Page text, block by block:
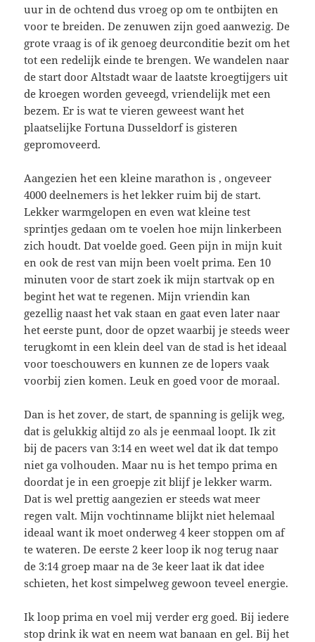
uur in de ochtend dus vroeg op om te ontbijten en
voor te breiden. De zenuwen zijn goed aanwezig. De
grote vraag is of ik genoeg deurconditie bezit om het
tot een redelijk einde te brengen. We wandelen naar
de start door Altstadt waar de laatste kroegtijgers uit
de kroegen worden geveegd, vriendelijk met een
bezem. Er is wat te vieren geweest want het
plaatselijke Fortuna Dusseldorf is gisteren
gepromoveerd.
Aangezien het een kleine marathon is , ongeveer
4000 deelnemers is het lekker ruim bij de start.
Lekker warmgelopen en even wat kleine test
sprintjes gedaan om te voelen hoe mijn linkerbeen
zich houdt. Dat voelde goed. Geen pijn in mijn kuit
en ook de rest van mijn been voelt prima. Een 10
minuten voor de start zoek ik mijn startvak op en
begint het wat te regenen. Mijn vriendin kan
gezellig naast het vak staan en gaat even later naar
het eerste punt, door de opzet waarbij je steeds weer
terugkomt in een klein deel van de stad is het ideaal
voor toeschouwers en kunnen ze de lopers vaak
voorbij zien komen. Leuk en goed voor de moraal.
Dan is het zover, de start, de spanning is gelijk weg,
dat is gelukkig altijd zo als je eenmaal loopt. Ik zit
bij de pacers van 3:14 en weet wel dat ik dat tempo
niet ga volhouden. Maar nu is het tempo prima en
doordat je in een groepje zit blijf je lekker warm.
Dat is wel prettig aangezien er steeds wat meer
regen valt. Mijn vochtinname blijkt niet helemaal
ideaal want ik moet onderweg 4 keer stoppen om af
te wateren. De eerste 2 keer loop ik nog terug naar
de 3:14 groep maar na de 3e keer laat ik dat idee
schieten, het kost simpelweg gewoon teveel energie.
Ik loop prima en voel mij verder erg goed. Bij iedere
stop drink ik wat en neem wat banaan en gel. Bij het